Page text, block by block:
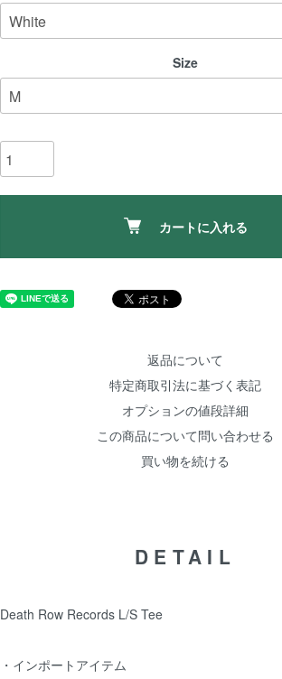
Size
カートに入れる
返品について
特定商取引法に基づく表記
オプションの値段詳細
この商品について問い合わせる
買い物を続ける
DETAIL
Death Row Records L/S Tee
・インポートアイテム